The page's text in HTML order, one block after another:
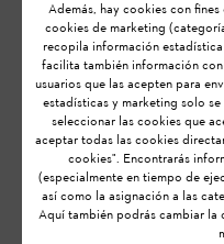
El LED
la carcasa
STIHL Smart
Connector
ilumina en
durante
segundos.
Además, hay cookies con
cookies de marketing
recopila información
facilita también información
usuarios que las acepten para
estadísticas y marketing solo
seleccionar las cookies que
aceptar todas las cookies
cookies". Encontrarás
(especialmente en tiempo de
así como la asignación a las
Aquí también podrás cambiar la